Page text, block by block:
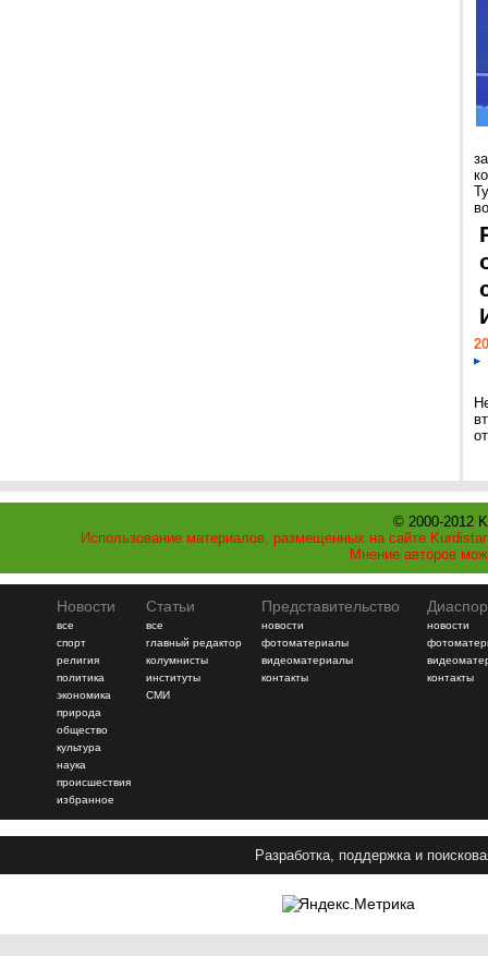
© 2000-2012
Использование материалов, размещенных на сайте
Мнение авторов
Новости
все
спорт
религия
политика
экономика
природа
общество
культура
наука
происшествия
избранное
Статьи
все
главный редактор
колумнисты
институты
СМИ
Представительство
новости
фотоматериалы
видеоматериалы
контакты
новости
контакты
Разработка, поддержка и